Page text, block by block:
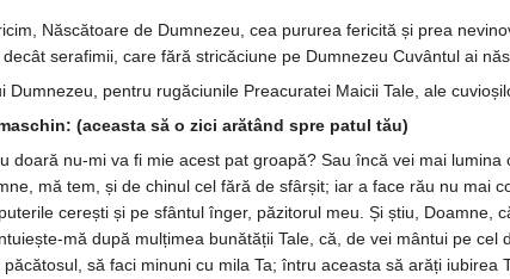
Născătoare de Dumnezeu, cea puru­rea fe­ricită și prea
sera­fimii, ca­re fără stri­că­ciune pe Dum­nezeu Cu­vântul ai
Dumnezeu, pentru rugăciunile Preacu­ratei Maicii Tale, ale
(aceasta să o zici arătând spre patul tău)
doa­ră nu-mi va fi mie acest pat groa­pă? Sau încă vei mai
mă tem, și de chinul cel fără de sfâr­șit; iar a face rău nu mai
cerești și pe sfântul înger, pă­zitorul meu. Și știu,
mă du­pă mul­ți­mea bunătății Tale, că, de vei mân­tui pe
să faci mi­nuni cu mila Ta; întru aceasta să arăți